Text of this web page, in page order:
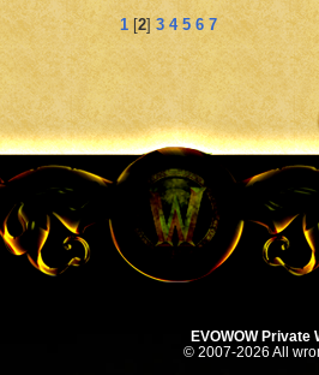
1[2]3456 7
EVOWOW Private
© 2007-2026 All